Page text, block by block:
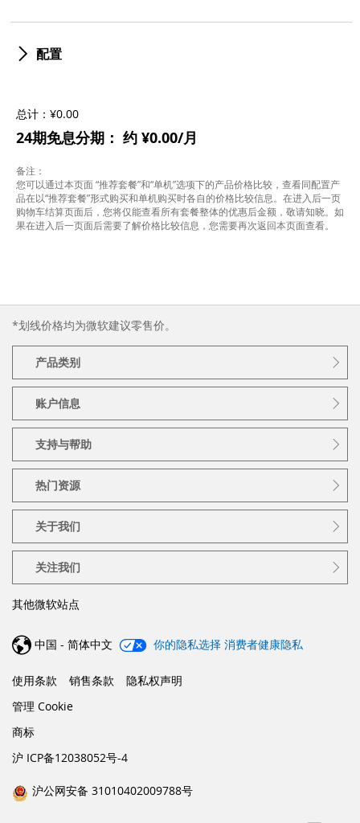
配置
总计： ¥0.00
24期免息分期： 约 ¥0.00/月
备注：
您可以通过本页面 “推荐套餐”和“单机”选项下的产品价格比较，查看同配置产
品在以“推荐套餐”形式购买和单机购买时各自的价格比较信息。在进入后一页
购物车结算页面后，您将仅能查看所有套餐整体的优惠后金额，敬请知晓。如
果在进入后一页面后需要了解价格比较信息，您需要再次返回本页面查看。
*划线价格均为微软建议零售价。
产品类别
账户信息
支持与帮助
热门资源
关于我们
关注我们
其他微软站点
中国 - 简体中文 你的隐私选择 消费者健康隐私
使用条款 销售条款
隐私权声明
管理 Cookie
商标
沪 ICP备12038052号-4
沪公网安备 31010402009788号